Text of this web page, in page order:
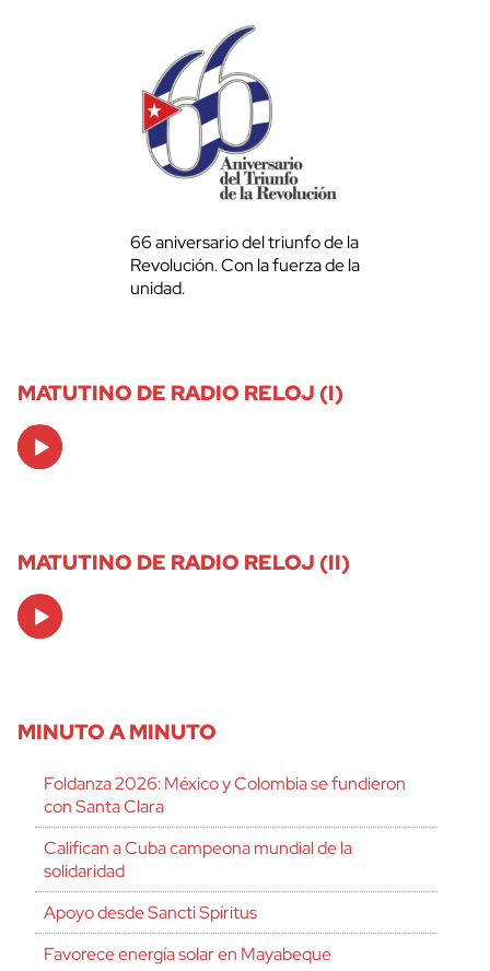
66 aniversario del triunfo de la
Revolución. Con la fuerza de la
unidad.
MATUTINO DE RADIO RELOJ (I)
Audio
Player
MATUTINO DE RADIO RELOJ (II)
Audio
Player
MINUTO A MINUTO
Foldanza 2026: México y Colombia se fundieron
con Santa Clara
Califican a Cuba campeona mundial de la
solidaridad
Apoyo desde Sancti Spíritus
Favorece energía solar en Mayabeque